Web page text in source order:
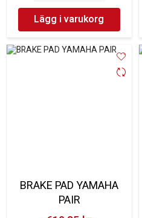
Lägg i varukorg
BRAKE PAD YAMAHA
PAIR